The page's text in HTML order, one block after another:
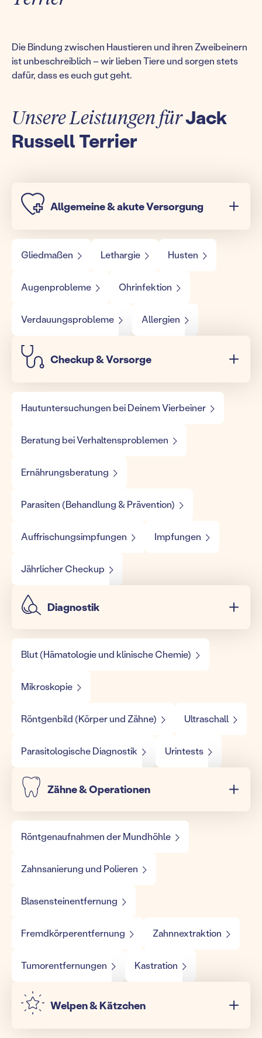
Die Bindung zwischen Haustieren und ihren Zweibeinern
ist unbeschreiblich – wir lieben Tiere und sorgen stets
dafür, dass es euch gut geht.
Unsere Leistungen fürJack
Russell Terrier
Allgemeine & akute Versorgung
Gliedmaßen Lethargie Husten
Augenprobleme Ohrinfektion
Verdauungsprobleme Allergien
Checkup & Vorsorge
Hautuntersuchungen bei Deinem Vierbeiner
Beratung bei Verhaltensproblemen
Ernährungsberatung
Parasiten (Behandlung & Prävention)
Auffrischungsimpfungen Impfungen
Jährlicher Checkup
Diagnostik
Blut (Hämatologie und klinische Chemie)
Mikroskopie
Röntgenbild (Körper und Zähne) Ultraschall
Parasitologische Diagnostik Urintests
Zähne & Operationen
Röntgenaufnahmen der Mundhöhle
Zahnsanierung und Polieren
Blasensteinentfernung
Fremdkörperentfernung Zahnnextraktion
Tumorentfernungen Kastration
Welpen & Kätzchen